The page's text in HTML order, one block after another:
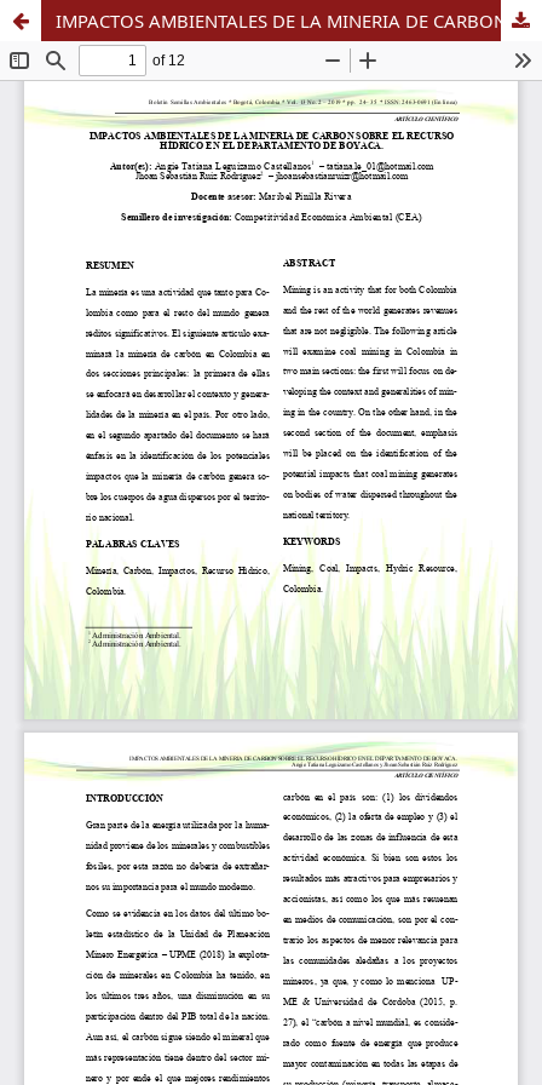
IMPACTOS AMBIENTALES DE LA MINERIA DE CARBON SOBRE EL RECURSO HÍDRICO EN EL DEPARTAMENTO DE BOYACA.